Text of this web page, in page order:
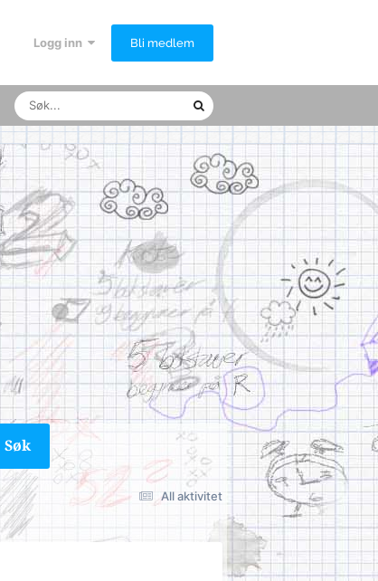
Logg inn Bli medlem
Søk
All aktivitet